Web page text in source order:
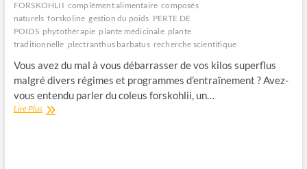
FORSKOHLII complément alimentaire composés
naturels forskoline gestion du poids PERTE DE
POIDS phytothérapie plante médicinale plante
traditionnelle plectranthus barbatus recherche scientifique
Vous avez du mal à vous débarrasser de vos kilos superflus
malgré divers régimes et programmes d’entraînement ? Avez-
vous entendu parler du coleus forskohlii, un…
Lire PlusLe